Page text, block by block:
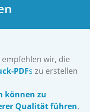
wir, die
PDFs zu erstellen
können zu
Qualität führen,